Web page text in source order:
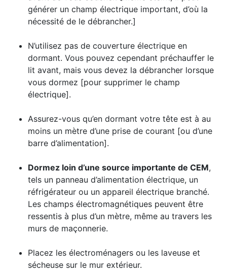
générer un champ électrique important, d’où la
nécessité de le débrancher.]
N’utilisez pas de couverture électrique en
dormant. Vous pouvez cependant préchauffer le
lit avant, mais vous devez la débrancher lorsque
vous dormez [pour supprimer le champ
électrique].
Assurez-vous qu’en dormant votre tête est à au
moins un mètre d’une prise de courant [ou d’une
barre d’alimentation].
Dormez loin d’une source importante de CEM,
tels un panneau d’alimentation électrique, un
réfrigérateur ou un appareil électrique branché.
Les champs électromagnétiques peuvent être
ressentis à plus d’un mètre, même au travers les
murs de maçonnerie.
Placez les électroménagers ou les laveuse et
sécheuse sur le mur extérieur.